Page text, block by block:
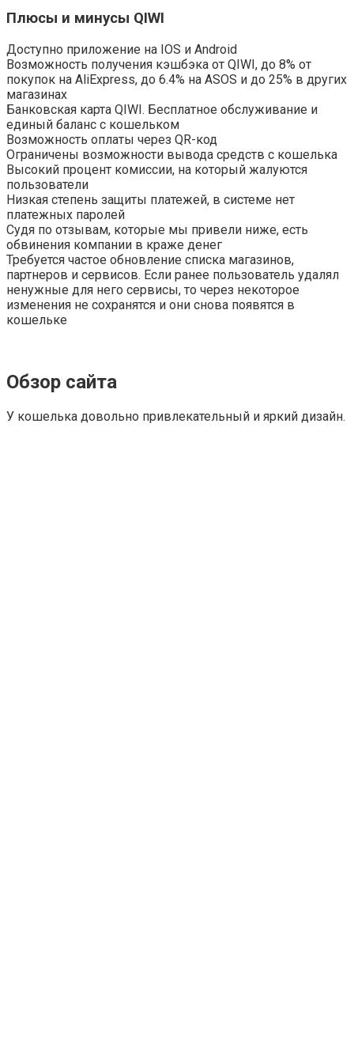
Плюсы и минусы QIWI
Доступно приложение на IOS и Android
Возможность получения кэшбэка от QIWI, до 8% от
покупок на AliExpress, до 6.4% на ASOS и до 25% в других
магазинах
Банковская карта QIWI. Бесплатное обслуживание и
единый баланс с кошельком
Возможность оплаты через QR-код
Ограничены возможности вывода средств с кошелька
Высокий процент комиссии, на который жалуются
пользователи
Низкая степень защиты платежей, в системе нет
платежных паролей
Судя по отзывам, которые мы привели ниже, есть
обвинения компании в краже денег
Требуется частое обновление списка магазинов,
партнеров и сервисов. Если ранее пользователь удалял
ненужные для него сервисы, то через некоторое
изменения не сохранятся и они снова появятся в
кошельке
Обзор сайта
У кошелька довольно привлекательный и яркий дизайн.